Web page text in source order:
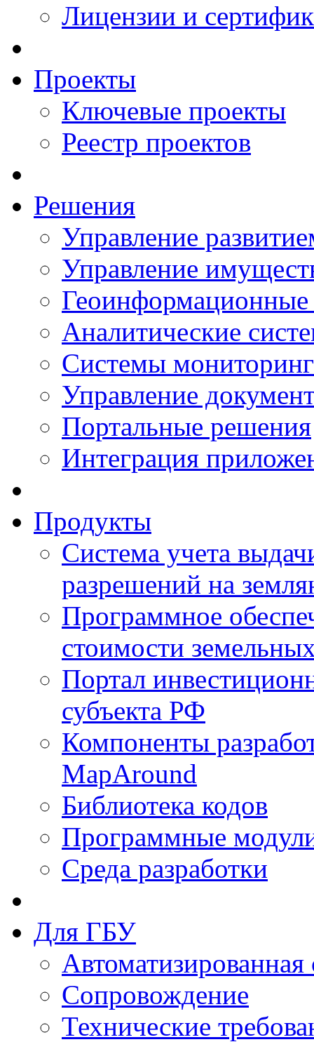
Лицензии и
Проекты
Ключевые проекты
Реестр проектов
Решения
Управление
Управление
Аналитические
Системы
Управление
Портальные решения
Интеграция
Продукты
Система учета
разрешений на
Программное
стоимости
Портал
субъекта РФ
Компоненты
MapAround
Библиотека кодов
Программные
Среда разработки
Для ГБУ
Сопровождение
Технические